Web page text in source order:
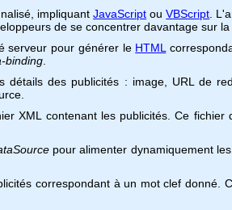
impliquantJavaScript ouVBScript .
de se concentrer davantage sur la
serveur pour générer le HTML
binding
détails des publicités : image, URL de
XML contenant les publicités. Ce
pour alimenter dynamiquement
correspondant à un mot clef donné.